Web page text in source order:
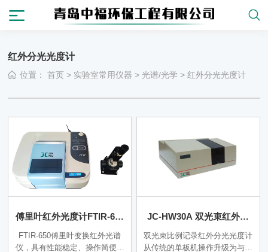
红外分光光度计
位置：首页 > 实验室常用仪器 >光谱/光学 >红外分光光度计
傅里叶红外光度计FTIR-650
（非医用）
FTIR-650傅里叶变换红外光谱
仪，具有性能稳定、操作简便、
JC-HW30A 双光束红外分
光光度计（非医用）
双光束比例记录红外分光光度计
从传统的单板机操作升级为与计